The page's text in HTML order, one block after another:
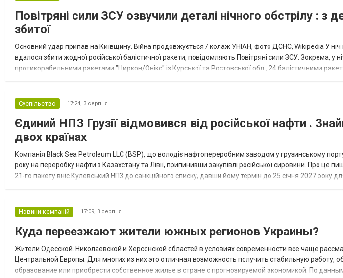
Повітряні сили ЗСУ озвучили деталі нічного обстрілу : з
збитої
Основний удар припав на Київщину. Війна продовжується / колаж УНІАН, фото ДСНС, Wikipedia У ніч
вдалося збити жодної російської балістичної ракети, повідомляють Повітряні сили ЗСУ. Зокрема, у
протикорабельними ракетами "Циркон/Онікс" із Курської та Ростовської обл., 24 балістичними
Суспільство 17:24, 3 серпня
Єдиний НПЗ Грузії відмовився від російської нафти .
двох країнах
Компанія Black Sea Petroleum LLC (BSP), що володіє нафтопереробним заводом у грузинському
року на переробку нафти з Казахстану та Лівії, припинивши закупівлі російської сировини. Про це
21-го пакету вніс Кулевський НПЗ до санкційного списку, давши йому термін до 25 січня 2027 року
Новини компаній 17:09, 3 серпня
Куда переезжают жители южных регионов Украины?
Жители Одесской, Николаевской и Херсонской областей в условиях современности все чаще
Центральной Европы. Для многих из них это отличная возможность получить стабильную работу,
образование или приобрести собственное жилье в стране с прогнозируемой экономикой. По